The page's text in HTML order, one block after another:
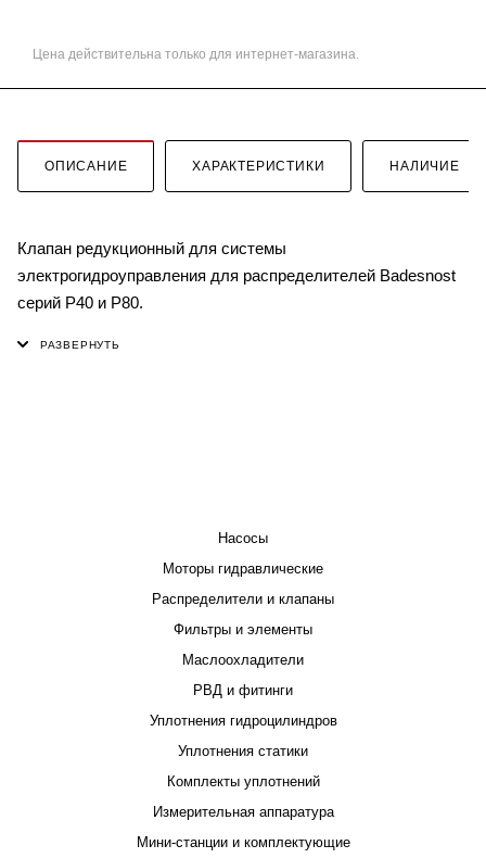
Цена действительна только для интернет-магазина.
ОПИСАНИЕ ХАРАКТЕРИСТИКИ НАЛИЧИЕ
Клапан редукционный для системы
электрогидроуправления для распределителей Badesnost
серий P40 и P80.
Насосы
Моторы гидравлические
Распределители и клапаны
Фильтры и элементы
Маслоохладители
РВД и фитинги
Уплотнения гидроцилиндров
Уплотнения статики
Комплекты уплотнений
Измерительная аппаратура
Мини-станции и комплектующие